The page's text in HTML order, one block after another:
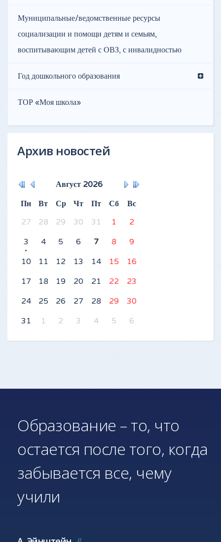
Муниципальные/ведомственные ресурсы
социализации и помощи детям и семьям,
воспитывающим детей с ОВЗ, с инвалидностью
Год дошкольного образования
ТОР «Моя школа»
Архив новостей
Август 2026
Пн
Вт Ср Чт Пт Сб
Вс
27
28 29 30 31 1
2
3
4 5 6 7 8
9
10
11 12 13 14 15
16
17
18 19 20 21 22
23
24
25 26 27 28 29
30
31
1 2 3 4 5 6
Образование – то, что
остается после того, когда
забывается все, чему
учили